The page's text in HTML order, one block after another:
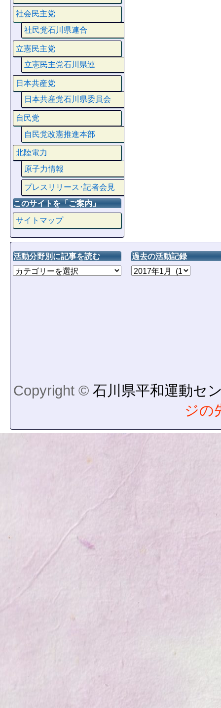
社会民主党
社民党石川県連合
立憲民主党
立憲民主党石川県連
日本共産党
日本共産党石川県委員会
自民党
自民党改憲推進本部
北陸電力
原子力情報
プレスリリース･記者会見
このサイトを「ご案内」
サイトマップ
活動分野別に記事を読む 過去の活動記録
Copyright © 石川県平和運動セ
ジの